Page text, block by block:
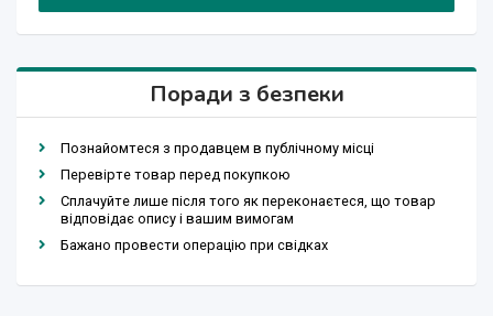
Поради з безпеки
Познайомтеся з продавцем в публічному місці
Перевірте товар перед покупкою
Сплачуйте лише після того як переконаєтеся, що товар
відповідає опису і вашим вимогам
Бажано провести операцію при свідках